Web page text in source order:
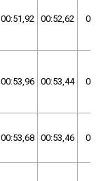
00:51,92 00:52,62
00:53,96 00:53,44
00:53,68 00:53,46